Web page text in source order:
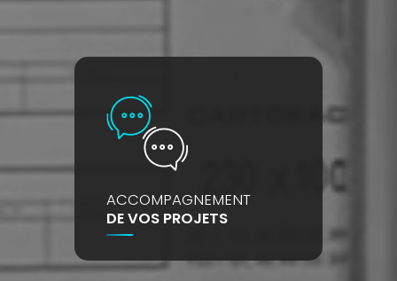
ACCOMPAGNEMENT
DE VOS PROJETS